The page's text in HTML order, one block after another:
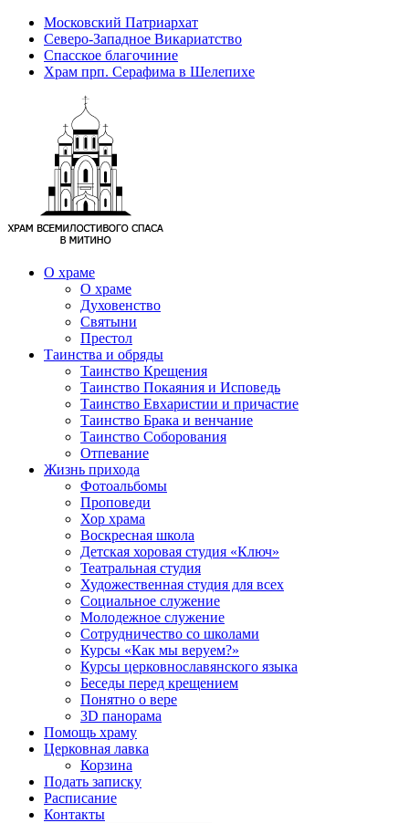
Московский Патриархат
Северо-Западное Викариатство
Спасское благочиние
Храм прп. Серафима в Шелепихе
О храме
О храме
Духовенство
Святыни
Престол
Таинства и обряды
Таинство Крещения
Таинство Покаяния и Исповедь
Таинство Евхаристии и причастие
Таинство Брака и венчание
Таинство Соборования
Отпевание
Жизнь прихода
Фотоальбомы
Проповеди
Хор храма
Воскресная школа
Детская хоровая студия «Ключ»
Театральная студия
Х​удожественная студия для всех
Социальное служение
Молодежное служение
Сотрудничество со школами
Курсы «Как мы веруем?»
Курсы церковнославянского языка
Беседы перед крещением
Понятно о вере
3D панорама
Помощь храму
Церковная лавка
Корзина
Подать записку
Расписание
Контакты